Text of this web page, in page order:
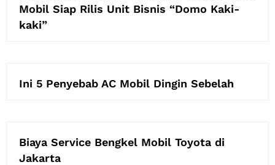
Mobil Siap Rilis Unit Bisnis “Domo Kaki-
kaki”
Ini 5 Penyebab AC Mobil Dingin Sebelah
Biaya Service Bengkel Mobil Toyota di
Jakarta